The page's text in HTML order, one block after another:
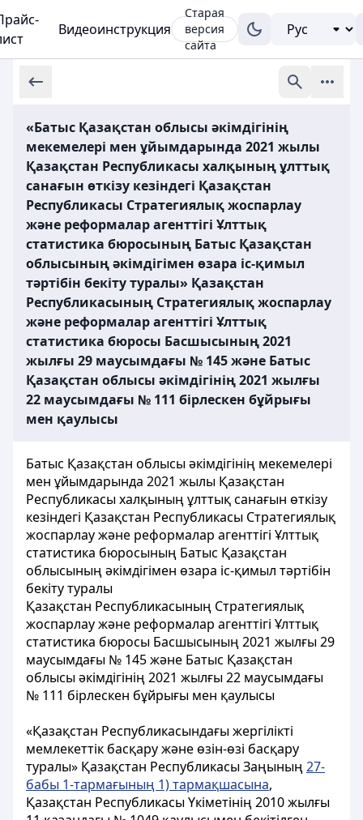
Видеоинструкция
Старая
версия
сайта
«Батыс Қазақстан облысы әкімдігінің
мекемелері мен ұйымдарында 2021 жылы
Қазақстан Республикасы халқының ұлттық
санағын өткізу кезіндегі Қазақстан
Республикасы Стратегиялық жоспарлау
және реформалар агенттігі Ұлттық
статистика бюросының Батыс Қазақстан
облысының әкімдігімен өзара іс-қимыл
тәртібін бекіту туралы» Қазақстан
Республикасының Стратегиялық жоспарлау
және реформалар агенттігі Ұлттық
статистика бюросы Басшысының 2021
жылғы 29 маусымдағы № 145 және Батыс
Қазақстан облысы әкімдігінің 2021 жылғы
22 маусымдағы № 111 бірлескен бұйрығы
мен қаулысы
Батыс Қазақстан облысы әкімдігінің мекемелері
мен ұйымдарында 2021 жылы Қазақстан
Республикасы халқының ұлттық санағын өткізу
кезіндегі Қазақстан Республикасы Стратегиялық
жоспарлау және реформалар агенттігі Ұлттық
статистика бюросының Батыс Қазақстан
облысының әкімдігімен өзара іс-қимыл тәртібін
бекіту туралы
Қазақстан Республикасының Стратегиялық
жоспарлау және реформалар агенттігі Ұлттық
статистика бюросы Басшысының 2021 жылғы 29
маусымдағы № 145 және Батыс Қазақстан
облысы әкімдігінің 2021 жылғы 22 маусымдағы
№ 111 бірлескен бұйрығы мен қаулысы
«Қазақстан Республикасындағы жергілікті
мемлекеттік басқару және өзін-өзі басқару
туралы» Қазақстан Республикасы Заңының27-
бабы 1-тармағының 1) тармақшасына,
Қазақстан Республикасы Үкіметінің 2010 жылғы